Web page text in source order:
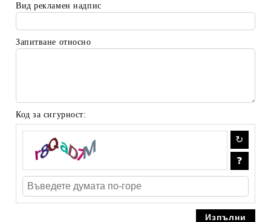
Вид рекламен надпис
Запитване относно
Код за сигурност: